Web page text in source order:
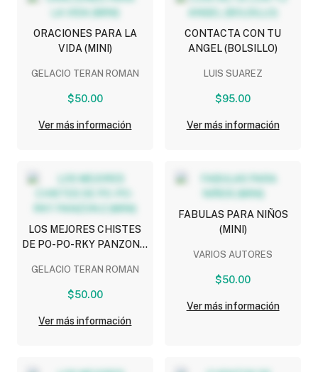
ORACIONES PARA LA
VIDA (MINI)
GELACIO TERAN ROMAN
$50.00
Ver más información
CONTACTA CON TU
ANGEL (BOLSILLO)
LUIS SUAREZ
$95.00
Ver más información
LOS MEJORES CHISTES
DE PO-PO-RKY PANZON 2
GELACIO TERAN ROMAN
$50.00
Ver más información
FABULAS PARA NIÑOS
(MINI)
VARIOS AUTORES
$50.00
Ver más información